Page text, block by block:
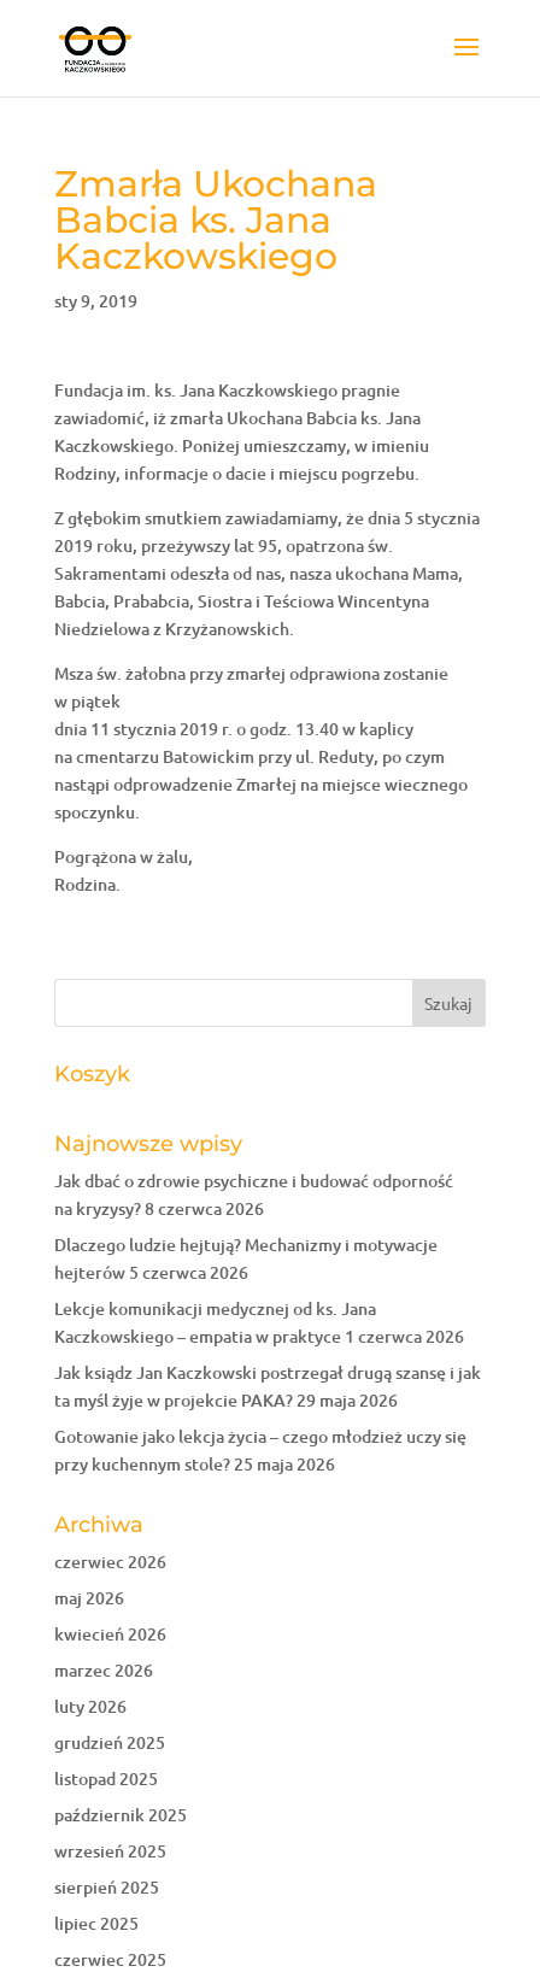
Zmarła Ukochana
Babcia ks. Jana
Kaczkowskiego
sty 9, 2019
Fundacja im. ks. Jana Kaczkowskiego pragnie
zawiadomić, iż zmarła Ukochana Babcia ks. Jana
Kaczkowskiego. Poniżej umieszczamy, w imieniu
Rodziny, informacje o dacie i miejscu pogrzebu.
Z głębokim smutkiem zawiadamiamy, że dnia 5 stycznia
2019 roku, przeżywszy lat 95, opatrzona św.
Sakramentami odeszła od nas, nasza ukochana Mama,
Babcia, Prababcia, Siostra i Teściowa Wincentyna
Niedzielowa z Krzyżanowskich.
Msza św. żałobna przy zmarłej odprawiona zostanie
w piątek
dnia 11 stycznia 2019 r. o godz. 13.40 w kaplicy
na cmentarzu Batowickim przy ul. Reduty, po czym
nastąpi odprowadzenie Zmarłej na miejsce wiecznego
spoczynku.
Pogrążona w żalu,
Rodzina.
Koszyk
Najnowsze wpisy
Jak dbać o zdrowie psychiczne i budować odporność
na kryzysy?8 czerwca 2026
Dlaczego ludzie hejtują? Mechanizmy i motywacje
hejterów 5 czerwca 2026
Lekcje komunikacji medycznej od ks. Jana
Kaczkowskiego – empatia w praktyce 1 czerwca 2026
Jak ksiądz Jan Kaczkowski postrzegał drugą szansę i jak
ta myśl żyje w projekcie PAKA? 29 maja 2026
Gotowanie jako lekcja życia – czego młodzież uczy się
przy kuchennym stole? 25 maja 2026
Archiwa
czerwiec 2026
maj 2026
kwiecień 2026
marzec 2026
luty 2026
grudzień 2025
listopad 2025
październik 2025
wrzesień 2025
sierpień 2025
lipiec 2025
czerwiec 2025